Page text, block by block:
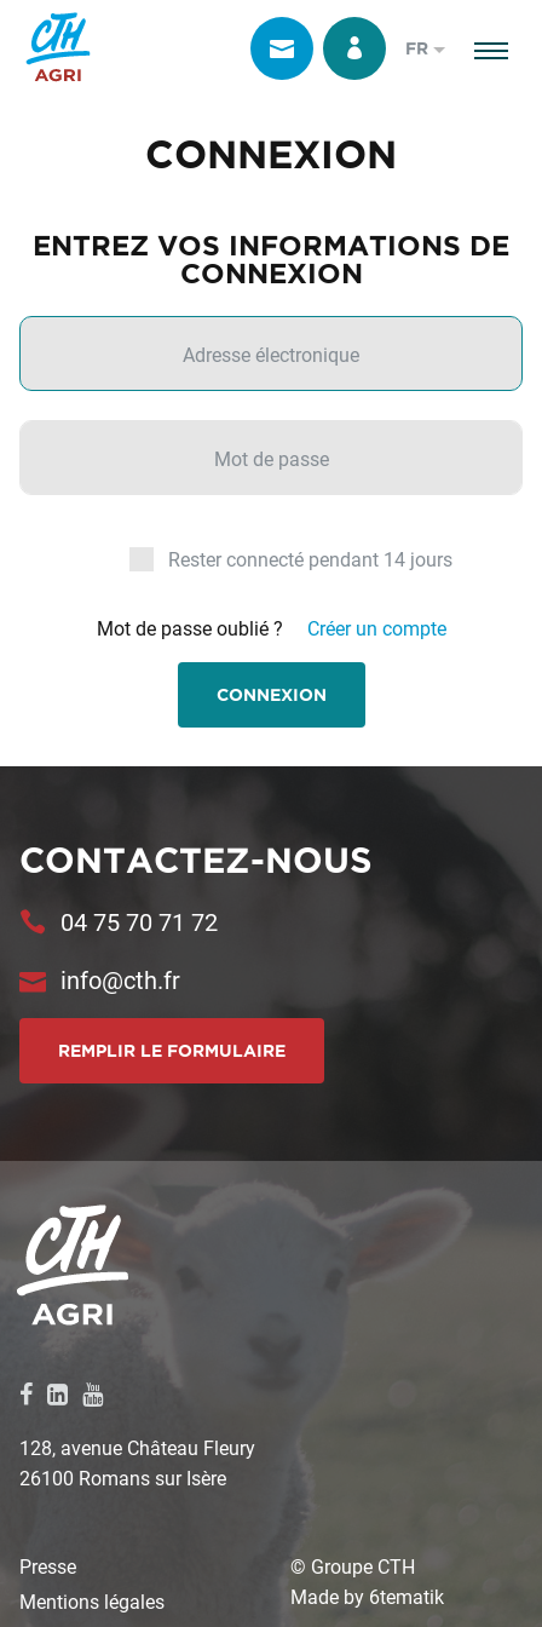
FR
CONNEXION
ENTREZ VOS INFORMATIONS DE
CONNEXION
Rester connecté pendant 14 jours
Mot de passe oublié ? Créer un compte
CONNEXION
CONTACTEZ-NOUS
04 75 70 71 72
info@cth.fr
REMPLIR LE FORMULAIRE
128, avenue Château Fleury
26100 Romans sur Isère
Presse
Mentions légales
© Groupe CTH
Made by 6tematik